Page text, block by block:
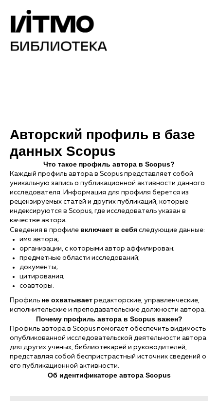
Авторский профиль в базе
данных Scopus
Что такое профиль автора в Scopus?
Каждый профиль автора в Scopus представляет собой
уникальную запись о публикационной активности данного
исследователя. Информация для профиля берется из
рецензируемых статей и других публикаций, которые
индексируются в Scopus, где исследователь указан в
качестве автора.
Сведения в профиле включает в себя следующие данные:
имя автора;
организации, с которыми автор аффилирован;
предметные области исследований;
документы;
цитирования;
соавторы.
Профиль не охватывает редакторские, управленческие,
исполнительские и преподавательские должности автора.
Почему профиль автора в Scopus важен?
Профиль автора в Scopus помогает обеспечить видимость
опубликованной исследовательской деятельности автора
для других ученых, библиотекарей и руководителей,
представляя собой беспристрастный источник сведений о
его публикационной активности.
Об идентификаторе автора Scopus